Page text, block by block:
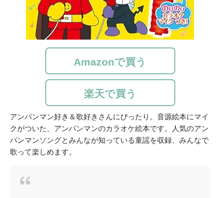
Amazonで買う
楽天で買う
アンパンマン好き＆歌好きさんにぴったり。音源絵本にマイ
クがついた、アンパンマンのカラオケ絵本です。人気のアン
パンマンソングとみんなが知っている童謡を収録、みんなで
歌って楽しめます。